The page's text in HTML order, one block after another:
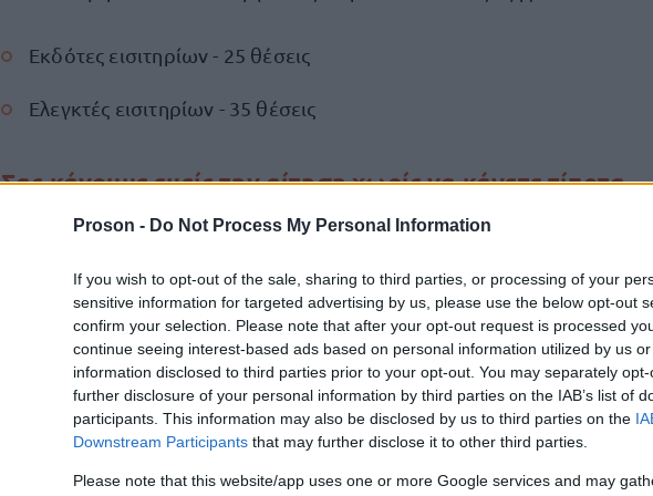
Proson - Do Not Process My Personal Information
If you wish to opt-out of the sale, sharing to third parties, or processing of your
sensitive information for targeted advertising by us, please use the below opt-out
confirm your selection. Please note that after your opt-out request is processed
continue seeing interest-based ads based on personal information utilized by us
information disclosed to third parties prior to your opt-out. You may separately
further disclosure of your personal information by third parties on the IAB’s list of
participants. This information may also be disclosed by us to third parties on the
Downstream Participants that may further disclose it to other third parties.
Please note that this website/app uses one or more Google services and may
Εκδότες εισιτηρίων - 25 θέσεις
Ελεγκτές εισιτηρίων - 35 θέσεις
Σας κάνουμε εμείς την αίτηση χωρίς να κάνετε τίποτα -
Προσληφθείτε τώρα εδώ
Εκδηλώστε ενδιαφέρον εδώ για να σας κάνουμε την
Διαβάστε αναλυτικά την απόφαση για τις 25 προσλήψεις εκδοτών
πατώνταςεδώ.
Διαβάστε αναλυτικά την απόφαση για τις 35 προσλήψεις ελεγκτών